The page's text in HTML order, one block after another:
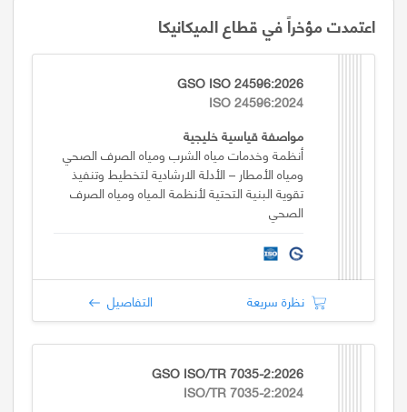
اعتمدت مؤخراً في قطاع الميكانيكا
GSO ISO 24596:2026
ISO 24596:2024
مواصفة قياسية خليجية
أنظمة وخدمات مياه الشرب ومياه الصرف الصحي
ومياه الأمطار – الأدلة الارشادية لتخطيط وتنفيذ
تقوية البنية التحتية لأنظمة المياه ومياه الصرف
الصحي
نظرة سريعة التفاصيل
GSO ISO/TR 7035-2:2026
ISO/TR 7035-2:2024